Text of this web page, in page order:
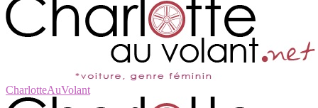
CharlotteAuVolant